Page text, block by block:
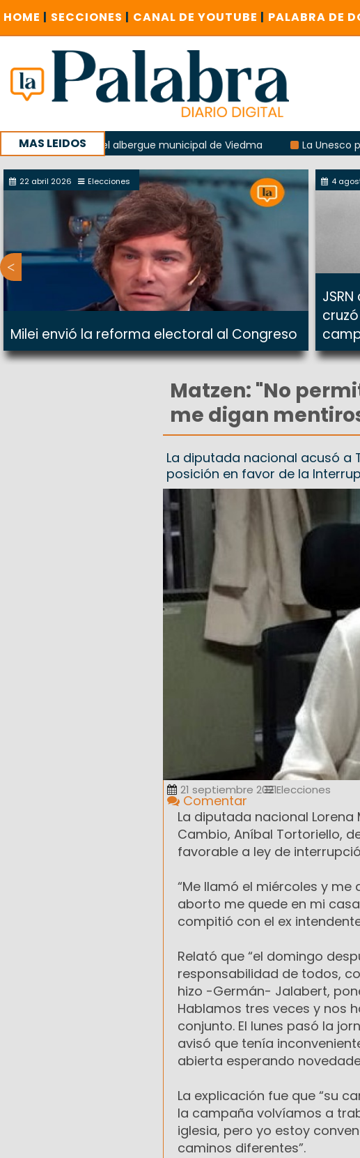
HOME | SECCIONES | CANAL DE YOUTUBE | PALABRA DE
MAS LEIDOS
del albergue municipal de Viedma La Unesco pidió
con un encuentro provincial en Roca
22 abril 2026 Elecciones
Milei envió la reforma electoral al Congreso
4
Matzen: "No
me digan
La diputada nacional acusó a
posición en favor de la
21 septiembre 2021Elecciones
Comentar
La diputada nacional
Cambio, Aníbal Tortoriello,
favorable a ley de
“Me llamó el miércoles y
aborto me quede en mi
compitió con el ex
Relató que “el domingo
responsabilidad de todos,
hizo -Germán- Jalabert,
Hablamos tres veces y nos
conjunto. El lunes pasó la
avisó que tenía
abierta esperando
La explicación fue que “su
la campaña volvíamos a
iglesia, pero yo estoy
caminos diferentes”.